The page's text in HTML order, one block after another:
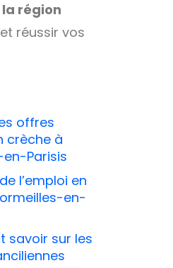
région
et réussir vos
offres
crèche à
Parisis
l’emploi en
en-
savoir sur les